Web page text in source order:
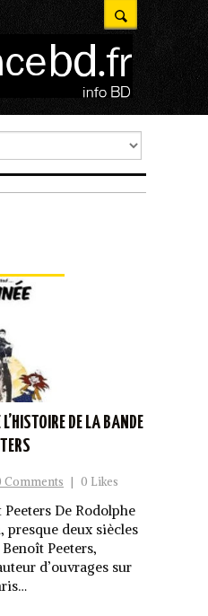
DE LA BANDE
Comments | 0 Likes
De Rodolphe
presque deux siècles
Peeters,
d’ouvrages sur